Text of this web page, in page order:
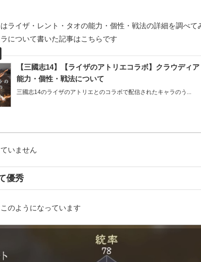
ライザ・レント・タオの能力・個性・戦法の詳細を調べて
について書いた記事はこちらです
【三國志14】【ライザのアトリエコラボ】クラウディ
能力・個性・戦法について
三國志14のライザのアトリエとのコラボで配信されたキャラのう...
いません
優秀
のようになっています